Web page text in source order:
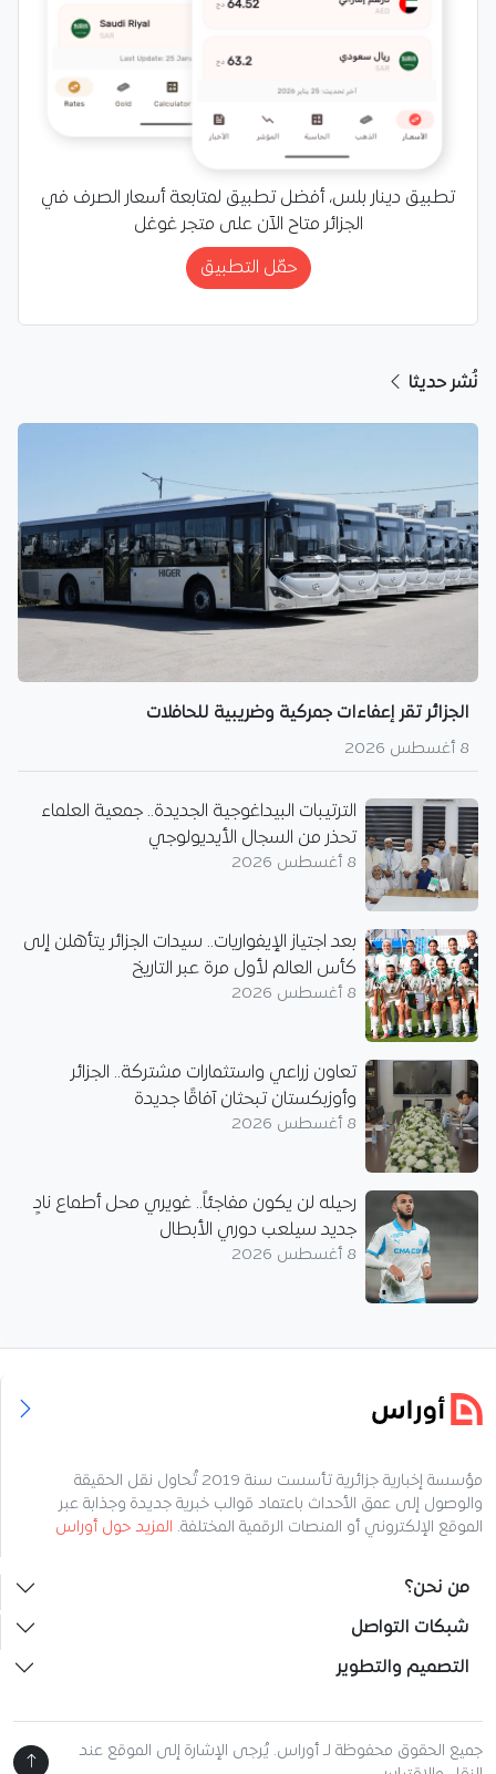
تطبيق دينار بلس، أفضل تطبيق لمتابعة أسعار الصرف في
الجزائر متاح الآن على متجر غوغل
حمّل التطبيق
نُشر حديثا
الجزائر تقر إعفاءات جمركية وضريبية للحافلات
8 أغسطس 2026
الترتيبات البيداغوجية الجديدة.. جمعية العلماء
تحذر من السجال الأيديولوجي
8 أغسطس 2026
بعد اجتياز الإيفواريات.. سيدات الجزائر يتأهلن إلى
كأس العالم لأول مرة عبر التاريخ
8 أغسطس 2026
تعاون زراعي واستثمارات مشتركة.. الجزائر
وأوزبكستان تبحثان آفاقًا جديدة
8 أغسطس 2026
رحيله لن يكون مفاجئاً.. غويري محل أطماع نادٍ
جديد سيلعب دوري الأبطال
8 أغسطس 2026
مؤسسة إخبارية جزائرية تأسست سنة 2019 تُحاول نقل الحقيقة
والوصول إلى عمق الأحداث باعتماد قوالب خبرية جديدة وجذابة عبر
الموقع الإلكتروني أو المنصات الرقمية المختلفة. المزيد حول أوراس
من نحن؟
شبكات التواصل
التصميم والتطوير
جميع الحقوق محفوظة لـ أوراس. يُرجى الإشارة إلى الموقع عند